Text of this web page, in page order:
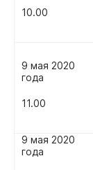
10.00
9 мая 2020
года
11.00
9 мая 2020
года